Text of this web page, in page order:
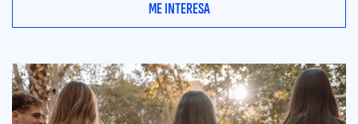
ME INTERESA